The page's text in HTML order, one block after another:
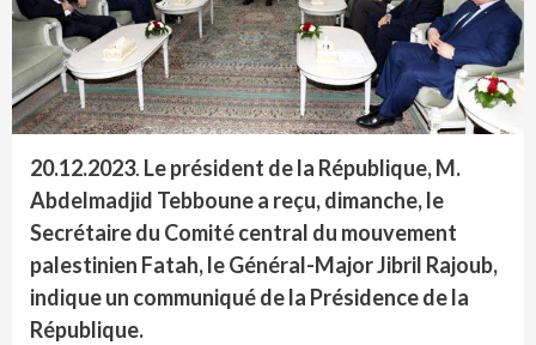
20.12.2023. Le président de la République, M.
Abdelmadjid Tebboune a reçu, dimanche, le
Secrétaire du Comité central du mouvement
palestinien Fatah, le Général-Major Jibril Rajoub,
indique un communiqué de la Présidence de la
République.